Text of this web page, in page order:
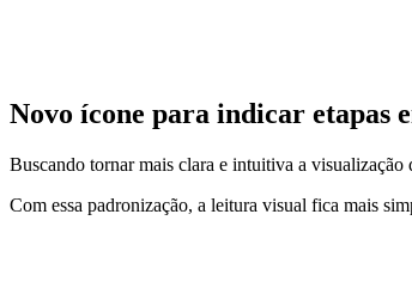
Novo ícone para indicar etapas
Buscando tornar mais clara e intuitiva a visualização
Com essa padronização, a leitura visual fica mais